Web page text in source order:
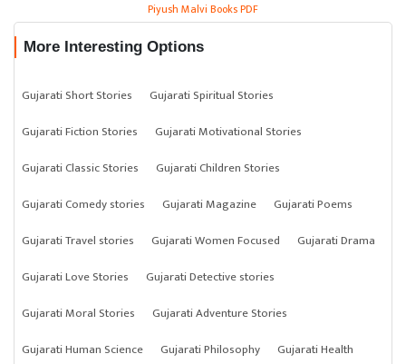
Piyush Malvi Books PDF
More Interesting Options
Gujarati Short Stories
Gujarati Spiritual Stories
Gujarati Fiction Stories
Gujarati Motivational Stories
Gujarati Classic Stories
Gujarati Children Stories
Gujarati Comedy stories
Gujarati Magazine
Gujarati Poems
Gujarati Travel stories
Gujarati Women Focused
Gujarati Drama
Gujarati Love Stories
Gujarati Detective stories
Gujarati Moral Stories
Gujarati Adventure Stories
Gujarati Human Science
Gujarati Philosophy Gujarati Health